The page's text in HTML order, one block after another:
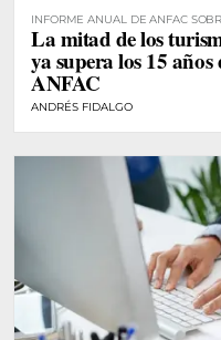
INFORME ANUAL DE ANFAC
La mitad de los
ya supera los 15
ANFAC
ANDRÉS FIDALGO